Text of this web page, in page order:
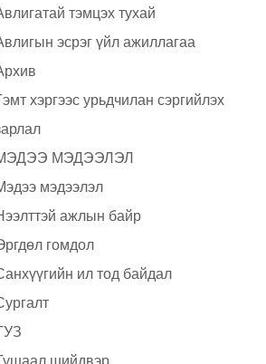
тэмцэх тухай
эсрэг үйл ажиллагаа
хэргээс урьдчилан сэргийлэх
МЭДЭЭЛЭЛ
мэдээлэл
ажлын байр
гомдол
ил тод байдал
шийдвэр